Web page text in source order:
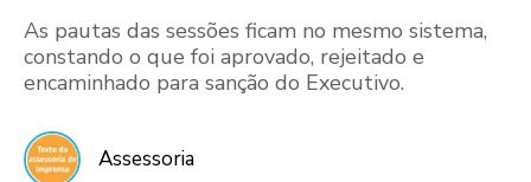
As pautas das sessões ficam no mesmo sistema,
constando o que foi aprovado, rejeitado e
encaminhado para sanção do Executivo.
Assessoria